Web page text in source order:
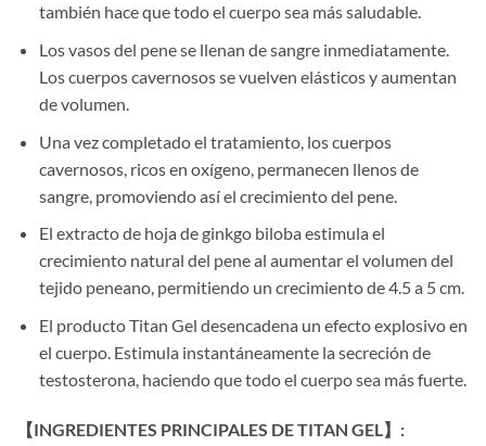
también hace que todo el cuerpo sea más saludable.
Los vasos del pene se llenan de sangre inmediatamente.
Los cuerpos cavernosos se vuelven elásticos y aumentan
de volumen.
Una vez completado el tratamiento, los cuerpos
cavernosos, ricos en oxígeno, permanecen llenos de
sangre, promoviendo así el crecimiento del pene.
El extracto de hoja de ginkgo biloba estimula el
crecimiento natural del pene al aumentar el volumen del
tejido peneano, permitiendo un crecimiento de 4.5 a 5 cm.
El producto Titan Gel desencadena un efecto explosivo en
el cuerpo. Estimula instantáneamente la secreción de
testosterona, haciendo que todo el cuerpo sea más fuerte.
​【INGREDIENTES PRINCIPALES DE TITAN GEL】:​